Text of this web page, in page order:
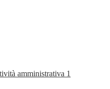
amministrativa 1